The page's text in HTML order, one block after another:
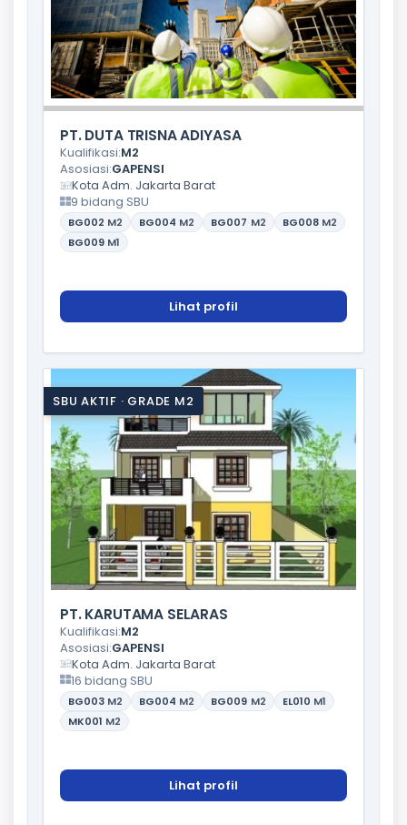
PT. DUTA TRISNA ADIYASA
Kualifikasi:M2
Asosiasi:GAPENSI
Kota Adm. Jakarta Barat
9 bidang SBU
BG002 M2 BG004 M2 BG007 M2 BG008 M2
BG009 M1
Lihat profil
SBU AKTIF · GRADE M2
PT. KARUTAMA SELARAS
Kualifikasi:M2
Asosiasi:GAPENSI
Kota Adm. Jakarta Barat
16 bidang SBU
BG003 M2 BG004 M2 BG009 M2 EL010 M1
MK001 M2
Lihat profil